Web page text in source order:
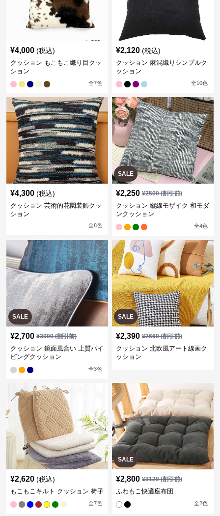
¥4,000 (税込)
クッション もこもこ織り目クッ
ション
全7色
¥2,120 (税込)
クッション 麻混織りシンプルク
ッション
全10色
¥4,300 (税込)
クッション 芸術的花園装飾クッ
ション
全8色
SALE
¥2,250 ¥2500(割引前)
クッション 縦線モザイク 和モダ
ンクッション
全4色
SALE
¥2,700 ¥3000(割引前)
クッション 鏡面風合い 上質パイ
ピングクッション
全3色
SALE
¥2,390 ¥2660(割引前)
クッション 北欧風アート線画ク
ッション
¥2,620 (税込)
もこもこキルト クッション 椅子
全7色
SALE
¥2,800 ¥3120(割引前)
ふわもこ快適座布団
全2色